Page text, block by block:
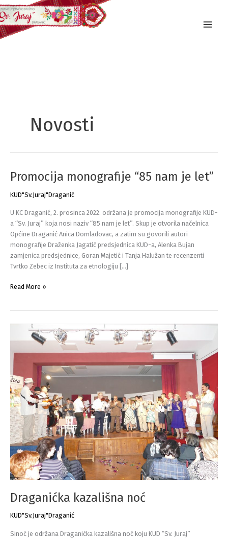
Skip
to
content
Novosti
Promocija monografije “85 nam je let”
KUD"Sv.Juraj"Draganić
U KC Draganić, 2. prosinca 2022. održana je promocija monografije KUD-
a “Sv. Juraj” koja nosi naziv “85 nam je let”. Skup je otvorila načelnica
Općine Draganić Anica Domladovac, a zatim su govorili autori
monografije Draženka Jagatić predsjednica KUD-a, Alenka Bujan
zamjenica predsjednice, Goran Majetić i Tanja Halužan te recenzenti
Tvrtko Zebec iz Instituta za etnologiju […]
Promocija
let”
Read More »
Draganićka kazališna noć
KUD"Sv.Juraj"Draganić
Sinoć je održana Draganićka kazališna noć koju KUD “Sv. Juraj”